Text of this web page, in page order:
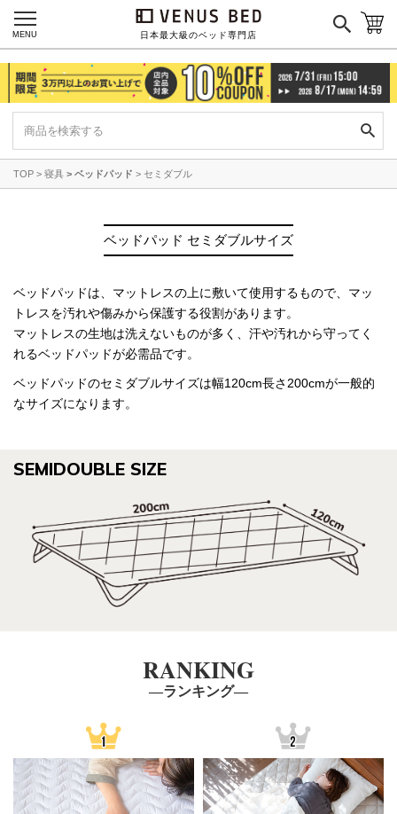
日本最大級のベッド専門店
MENU
TOP 寝具 ベッドパッド セミダブル
ベッドパッド セミダブルサイズ
ベッドパッドは、マットレスの上に敷いて使用するもので、 マッ
トレスを汚れや傷みから保護する役割があります。
マットレスの生地は洗えないものが多く、 汗や汚れから守ってく
れるベッドパッドが必需品です。
ベッドパッドのセミダブルサイズは幅120cm長さ200cmが一般的
なサイズになります。
SEMIDOUBLE SIZE
RANKING
―ランキング―